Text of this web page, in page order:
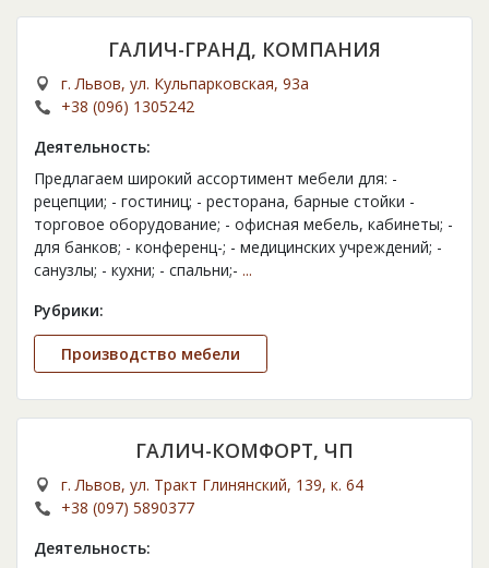
ГАЛИЧ-ГРАНД, КОМПАНИЯ
г. Львов, ул. Кульпарковская, 93а
+38 (096) 1305242
Деятельность:
Предлагаем широкий ассортимент мебели для: -
рецепции; - гостиниц; - ресторана, барные стойки -
торговое оборудование; - офисная мебель, кабинеты; -
для банков; - конференц-; - медицинских учреждений; -
санузлы; - кухни; - спальни;- ...
Рубрики:
Производство мебели
ГАЛИЧ-КОМФОРТ, ЧП
г. Львов, ул. Тракт Глинянский, 139, к. 64
+38 (097) 5890377
Деятельность: